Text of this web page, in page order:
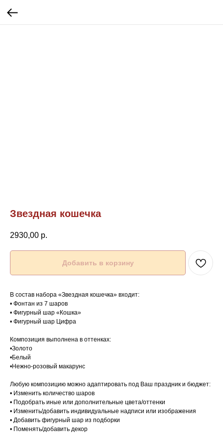
Звездная кошечка
2930,00 р.
Добавить в корзину
В состав набора «Звездная кошечка» входит:
• Фонтан из 7 шаров
• Фигурный шар «Кошка»
• Фигурный шар Цифра
Композиция выполнена в оттенках:
•Золото
•Белый
•Нежно-розовый макарунс
Любую композицию можно адаптировать под Ваш праздник и бюджет:
• Изменить количество шаров
• Подобрать иные или дополнительные цвета/оттенки
• Изменить/добавить индивидуальные надписи или изображения
• Добавить фигурный шар из подборки
• Поменять/добавить декор